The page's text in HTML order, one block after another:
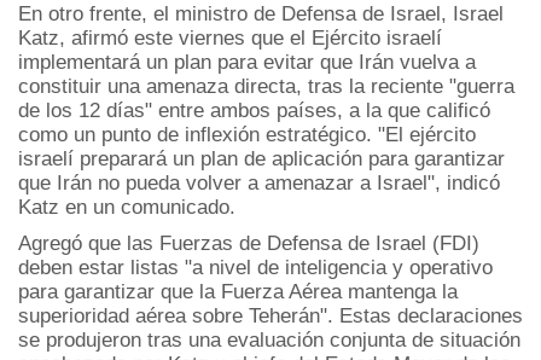
En otro frente, el ministro de Defensa de Israel, Israel
Katz, afirmó este viernes que el Ejército israelí
implementará un plan para evitar que Irán vuelva a
constituir una amenaza directa, tras la reciente "guerra
de los 12 días" entre ambos países, a la que calificó
como un punto de inflexión estratégico. "El ejército
israelí preparará un plan de aplicación para garantizar
que Irán no pueda volver a amenazar a Israel", indicó
Katz en un comunicado.
Agregó que las Fuerzas de Defensa de Israel (FDI)
deben estar listas "a nivel de inteligencia y operativo
para garantizar que la Fuerza Aérea mantenga la
superioridad aérea sobre Teherán". Estas declaraciones
se produjeron tras una evaluación conjunta de situación